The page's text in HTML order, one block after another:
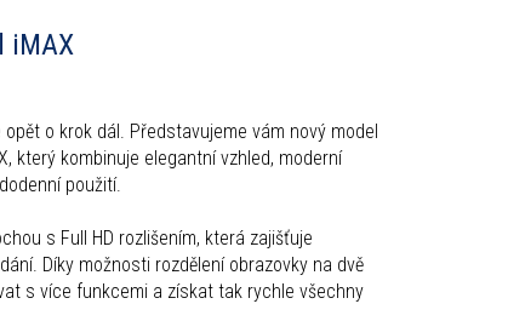
iMAX
o krok dál. Představujeme vám nový model
který kombinuje elegantní vzhled, moderní
použití.
s Full HD rozlišením, která zajišťuje
Díky možnosti rozdělení obrazovky na dvě
s více funkcemi a získat tak rychle všechny